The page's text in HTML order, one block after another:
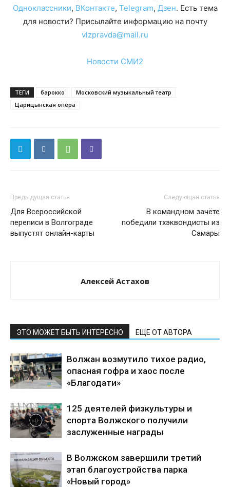
Одноклассники, ВКонтакте, Telegram, Дзен. Есть тема
для новости? Присылайте информацию на почту
vlzpravda@mail.ru
Новости СМИ2
ТЕГИ барокко
Московский музыкальный театр
Царицынская опера
Предыдущая статья
Для Всероссийской
переписи в Волгограде
выпустят онлайн-карты
Следующая статья
В командном зачёте
победили тхэквондисты из
Самары
Алексей Астахов
ЭТО МОЖЕТ БЫТЬ ИНТЕРЕСНО ЕЩЕ ОТ АВТОРА
Волжан возмутило тихое радио,
опасная гофра и хаос после
«Благодати»
125 деятелей физкультуры и
спорта Волжского получили
заслуженные награды
В Волжском завершили третий
этап благоустройства парка
«Новый город»